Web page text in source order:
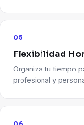
05
Flexibilidad
Organiza tu tiempo
profesional y